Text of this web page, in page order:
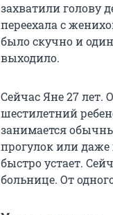
захватили голову
переехала с
было скучно и
выходило.
Сейчас Яне 27 лет.
шестилетний
занимается
прогулок или
быстро устает.
больнице. От